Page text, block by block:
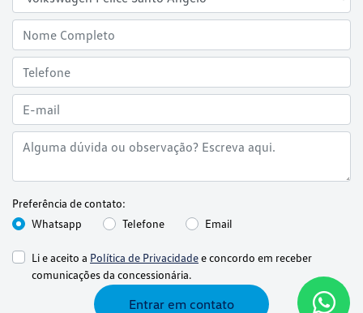
Preferência de contato:
Whatsapp
Telefone Email
Li e aceito a Política de Privacidadee concordo em receber
comunicações da concessionária.
Entrar em contato